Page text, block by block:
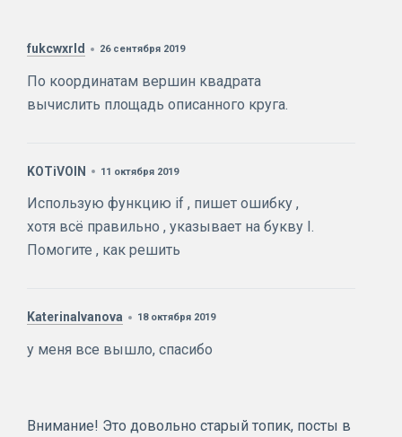
fukcwxrld 26 сентября 2019
По координатам вершин квадрата
вычислить площадь описанного круга.
KOTiVOIN 11 октября 2019
Использую функцию if , пишет ошибку ,
хотя всё правильно , указывает на букву I.
Помогите , как решить
KaterinaIvanova 18 октября 2019
у меня все вышло, спасибо
Внимание! Это довольно старый топик, посты в